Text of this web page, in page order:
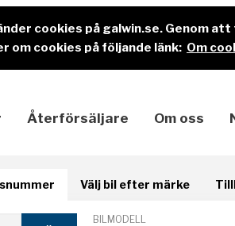
cookies på galwin.se. Genom
om cookies på följande länk: Om
Återförsäljare Om oss
Välj bil efter märke
BILMODELL